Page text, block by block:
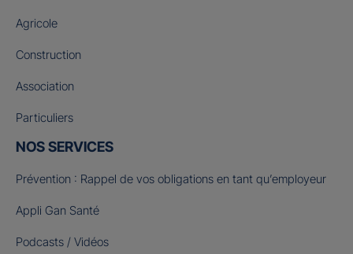
Agricole
Construction
Association
Particuliers
NOS SERVICES
Prévention : Rappel de vos obligations en tant qu’employeur
Appli Gan Santé
Podcasts / Vidéos